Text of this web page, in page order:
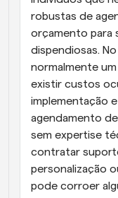
robustas de
orçamento para
dispendiosas.
normalmente
existir custos
implementação
agendamento
sem expertise
contratar
personalização
pode corroer